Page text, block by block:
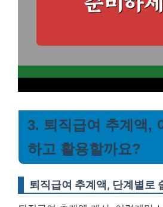
3. 퇴직급여 추계액,
하고 활용할까요?
퇴직급여 추계액, 단계별로